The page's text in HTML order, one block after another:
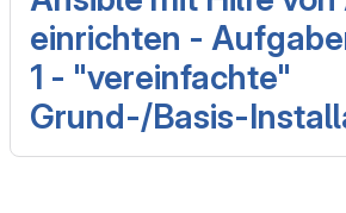
einrichten -
1 - "vereinfachte"
Grund-/Basis-